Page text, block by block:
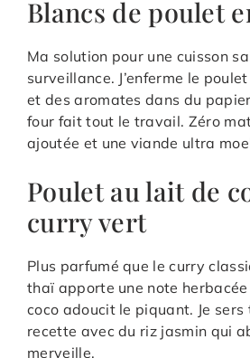
Blancs de poulet
Ma solution pour une cuisson
surveillance. J’enferme le
et des aromates dans du
four fait tout le travail. Zéro
ajoutée et une viande ultra
Poulet au lait de
curry vert
Plus parfumé que le curry
thaï apporte une note
coco adoucit le piquant. Je
recette avec du riz jasmin qui
merveille.